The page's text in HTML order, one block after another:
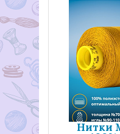
Нитки